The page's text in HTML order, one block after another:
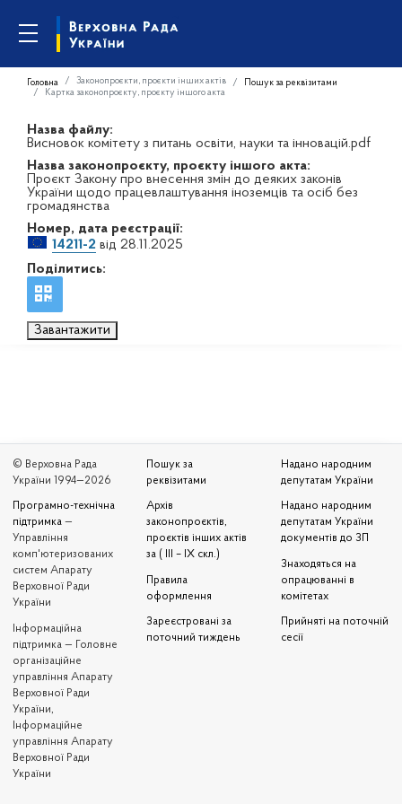
Головна Законопроєкти, проєкти інших актів
Пошук за реквізитами
Картка законопроєкту, проєкту іншого акта
Назва файлу:
Висновок комітету з питань освіти, науки та інновацій.pdf
Назва законопроєкту, проєкту іншого акта:
Проєкт Закону про внесення змін до деяких законів
України щодо працевлаштування іноземців та осіб без
громадянства
Номер, дата реєстрації:
14211-2від 28.11.2025
Поділитись:
Завантажити
© Верховна Рада
України 1994—2026
Програмно-технічна
підтримка —
Управління
комп'ютеризованих
систем Апарату
Верховної Ради
України
Iнформаційна
підтримка — Головне
організаційне
управління Апарату
Верховної Ради
України,
Інформаційне
управління Апарату
Верховної Ради
України
Пошук за
реквізитами
Архів
законопроєктів,
проєктів інших актів
за ( III – IX скл.)
Правила
оформлення
Зареєстровані за
поточний тиждень
Надано народним
депутатам України
Надано народним
депутатам України
документів до ЗП
Знаходяться на
опрацюванні в
комітетах
Прийняті на поточній
сесії